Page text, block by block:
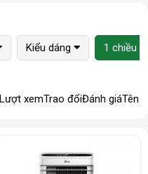
Kiểu dáng 1 chiều
Lượt xemTrao đổiĐánh giáTên